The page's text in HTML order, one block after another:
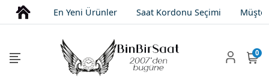
En Yeni Ürünler Saat Kordonu Seçimi
0